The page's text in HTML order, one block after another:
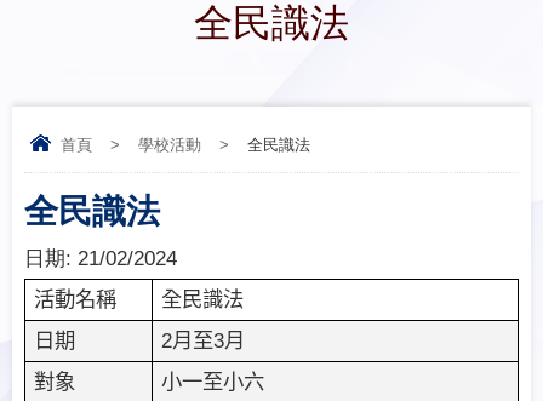
全民識法
首頁 > 學校活動 > 全民識法
全民識法
日期: 21/02/2024
活動名稱
全民識法
日期 2月至3月
對象 小一至小六